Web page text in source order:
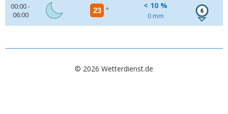
00:00 -
06:00
23 °
< 10 %
0 mm
6
© 2026 Wetterdienst.de